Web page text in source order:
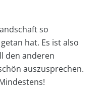
so
hat. Es ist also
den anderen
auszusprechen.